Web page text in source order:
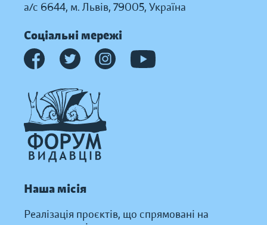
а/с 6644, м. Львів, 79005, Україна
Соціальні мережі
Наша місія
Реалізація проєктів, що спрямовані на